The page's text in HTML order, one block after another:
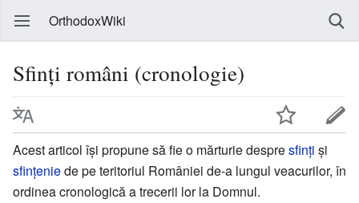
OrthodoxWiki
Sfinți români (cronologie)
Acest articol își propune să fie o mărturie despresfinți și
sfințeniede pe teritoriul României de-a lungul veacurilor, în
ordinea cronologică a trecerii lor la Domnul.